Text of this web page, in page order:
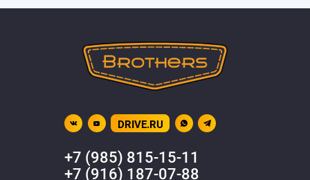
DRIVE.RU
+7 (985) 815-15-11
+7 (916) 187-07-88